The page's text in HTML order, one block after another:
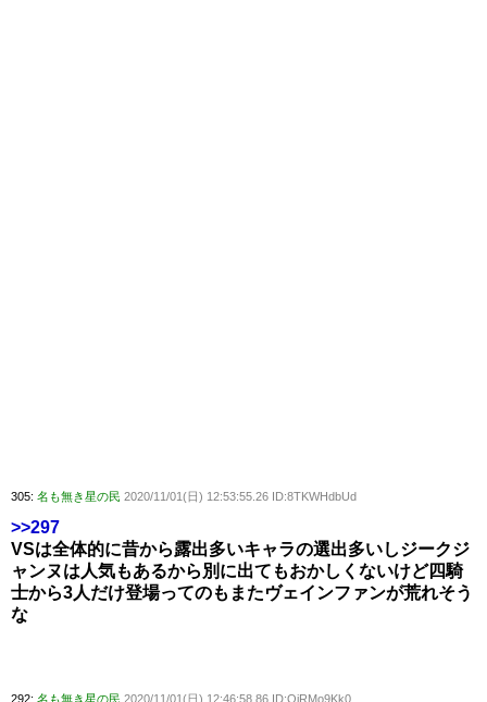
305: 名も無き星の民 2020/11/01(日) 12:53:55.26 ID:8TKWHdbUd
>>297
VSは全体的に昔から露出多いキャラの選出多いしジークジ
ャンヌは人気もあるから別に出てもおかしくないけど四騎
士から3人だけ登場ってのもまたヴェインファンが荒れそう
な
292: 名も無き星の民 2020/11/01(日) 12:46:58.86 ID:QjRMo9Kk0